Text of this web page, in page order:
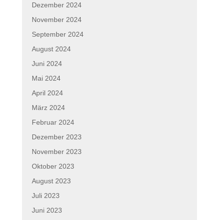
Dezember 2024
November 2024
September 2024
August 2024
Juni 2024
Mai 2024
April 2024
März 2024
Februar 2024
Dezember 2023
November 2023
Oktober 2023
August 2023
Juli 2023
Juni 2023